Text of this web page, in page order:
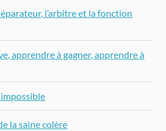
l’arbitre et la fonction
apprendre à gagner, apprendre à
la saine colère